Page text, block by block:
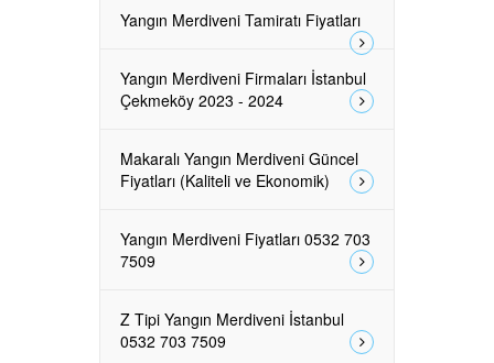
Yangın Merdiveni Tamiratı Fiyatları
Yangın Merdiveni Firmaları İstanbul
Çekmeköy 2023 - 2024
Makaralı Yangın Merdiveni Güncel
Fiyatları (Kaliteli ve Ekonomik)
Yangın Merdiveni Fiyatları 0532 703
7509
Z Tipi Yangın Merdiveni İstanbul
0532 703 7509